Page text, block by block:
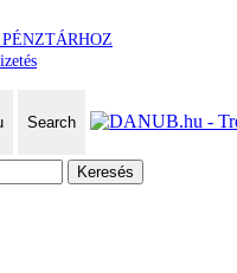
Search
Keresés